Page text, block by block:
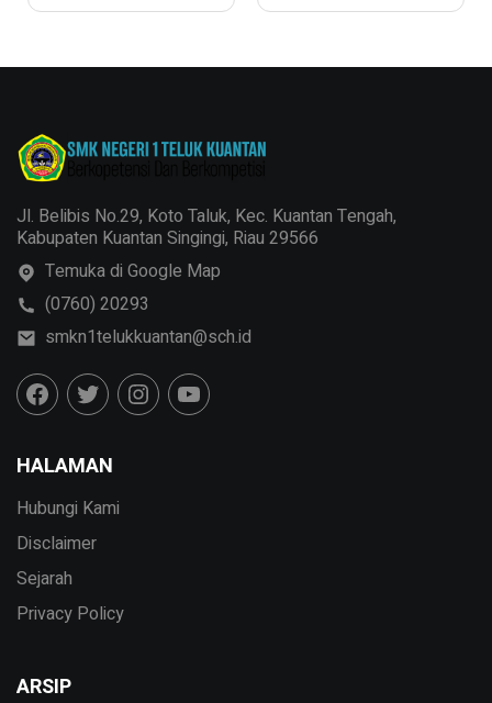
Jl. Belibis No.29, Koto Taluk, Kec. Kuantan Tengah,
Kabupaten Kuantan Singingi, Riau 29566
Temuka di Google Map
(0760) 20293
smkn1telukkuantan@sch.id
HALAMAN
Hubungi Kami
Disclaimer
Sejarah
Privacy Policy
ARSIP